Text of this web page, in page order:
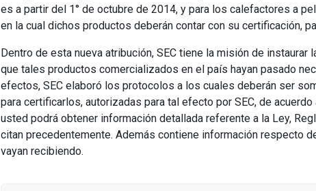
es a partir del 1° de octubre de 2014, y para los calefactores a
en la cual dichos productos deberán contar con su certificación,
Dentro de esta nueva atribución, SEC tiene la misión de
que tales productos comercializados en el país hayan pasado
efectos, SEC elaboró los protocolos a los cuales deberán ser
para certificarlos, autorizadas para tal efecto por SEC, de
usted podrá obtener información detallada referente a la Ley,
citan precedentemente. Además contiene información respecto
vayan recibiendo.